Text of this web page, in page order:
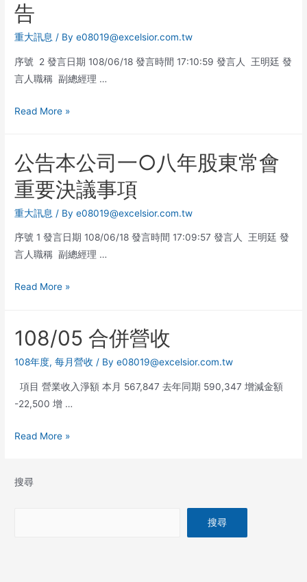
告
重大訊息 / Bye08019@excelsior.com.tw
序號 2 發言日期 108/06/18 發言時間 17:10:59 發言人 王明廷 發
言人職稱 副總經理 …
Read More »
公告本公司一○八年股東常會
重要決議事項
重大訊息 / Bye08019@excelsior.com.tw
序號 1 發言日期 108/06/18 發言時間 17:09:57 發言人 王明廷 發
言人職稱 副總經理 …
Read More »
108/05 合併營收
108年度,每月營收 / Bye08019@excelsior.com.tw
項目 營業收入淨額 本月 567,847 去年同期 590,347 增減金額
-22,500 增 …
Read More »
搜尋
搜尋